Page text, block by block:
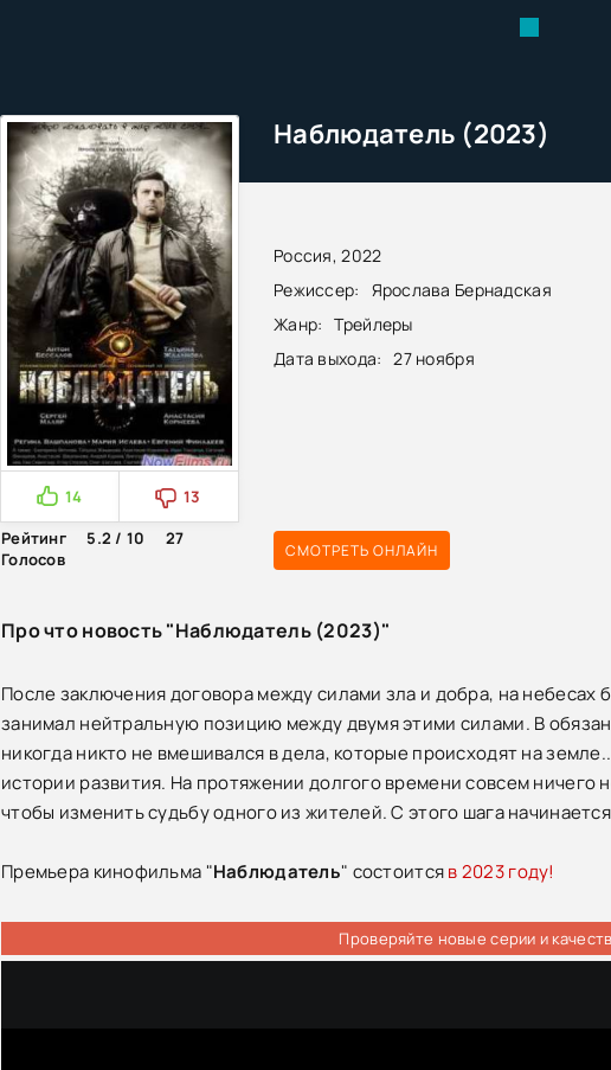
Наблюдатель (2023)
Россия, 2022
Режиссер:
Ярослава Бернадская
Жанр:
Трейлеры
Дата выхода: 27 ноября
14
13
Рейтинг
5.2 / 10
27
Голосов
СМОТРЕТЬ ОНЛАЙН
Про что новость "Наблюдатель (2023)"
После заключения договора между силами зла и добра, на
занимал нейтральную позицию между двумя этими силами. В
никогда никто не вмешивался в дела, которые происходят на
истории развития. На протяжении долгого времени совсем ничего
чтобы изменить судьбу одного из жителей. С этого шага
Премьера кинофильма "Наблюдатель" состоитсяв 2023 году!
Проверяйте новые серии и